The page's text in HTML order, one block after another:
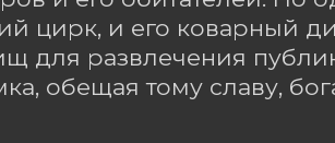
цирк, и его коварный
для развлечения
обещая тому славу,